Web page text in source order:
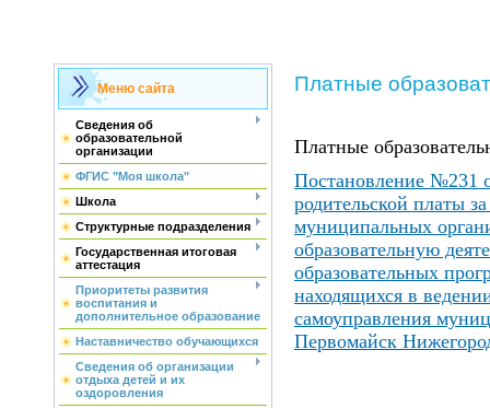
Меню сайта
Сведения об
образовательной
организации
ФГИС "Моя школа"
Школа
Структурные подразделения
Государственная итоговая
аттестация
Приоритеты развития
воспитания и
дополнительное образование
Наставничество обучающихся
Сведения об организации
отдыха детей и их
оздоровления
Платные
Платные
Постановление №231
родительской платы
муниципальных
образовательную
образовательных
находящихся в
самоуправления
Первомайск